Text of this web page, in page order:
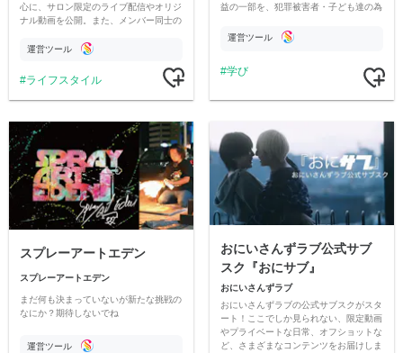
心に、サロン限定のライブ配信やオリジ
ナル動画を公開。また、メンバー同士の
ただいています。
運営ツール
ライフスタイル
益の一部を、犯罪被害者・子ども達の為
す運営ツール
学び
スプレーアートエデン
スプレーアートエデン
まだ何も決まっていないが新たな挑戦の
なにか？期待しないでね
運営ツール
おにいさんずラブ公式サブ
スク『おにサブ』
おにいさんずラブ
おにいさんずラブの公式サブスクがスタ
ート！ここでしか見られない、限定動画
やプライベートな日常、オフショットな
ど、さまざまなコンテンツをお届けしま